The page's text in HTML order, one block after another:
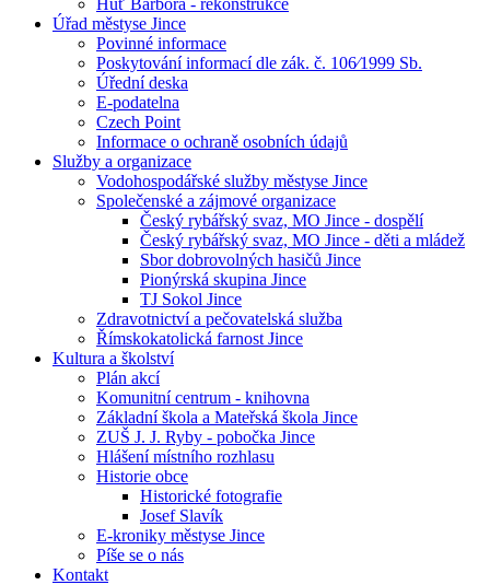
Huť Barbora - rekonstrukce
Úřad městyse Jince
Povinné informace
Poskytování informací dle zák. č. 106⁄1999 Sb.
Úřední deska
E-podatelna
Czech Point
Informace o ochraně osobních údajů
Služby a organizace
Vodohospodářské služby městyse Jince
Společenské a zájmové organizace
Český rybářský svaz, MO Jince - dospělí
Český rybářský svaz, MO Jince - děti a mládež
Sbor dobrovolných hasičů Jince
Pionýrská skupina Jince
TJ Sokol Jince
Zdravotnictví a pečovatelská služba
Římskokatolická farnost Jince
Kultura a školství
Plán akcí
Komunitní centrum - knihovna
Základní škola a Mateřská škola Jince
ZUŠ J. J. Ryby - pobočka Jince
Hlášení místního rozhlasu
Historie obce
Historické fotografie
Josef Slavík
E-kroniky městyse Jince
Píše se o nás
Kontakt